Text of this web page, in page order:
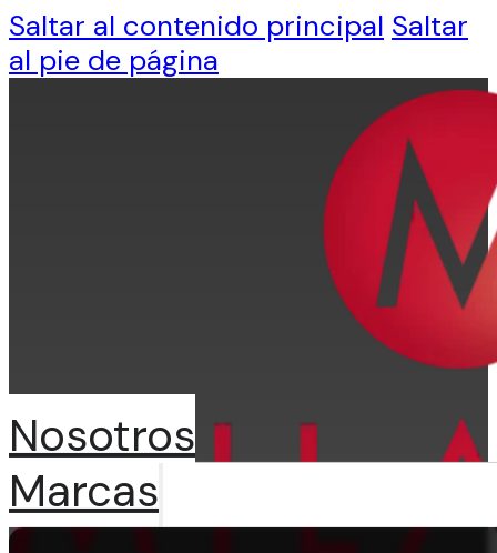
Saltar al contenido principal Saltar
al pie de página
Nosotros
Marcas